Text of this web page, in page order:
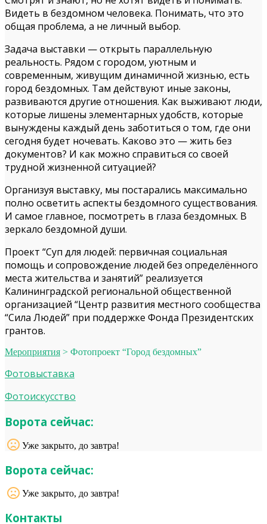
Видеть в бездомном человека. Понимать, что это
общая проблема, а не личный выбор.
Задача выставки — открыть параллельную
реальность. Рядом с городом, уютным и
современным, живущим динамичной жизнью, есть
город бездомных. Там действуют иные законы,
развиваются другие отношения. Как выживают люди,
которые лишены элементарных удобств, которые
вынуждены каждый день заботиться о том, где они
сегодня будет ночевать. Каково это — жить без
документов? И как можно справиться со своей
трудной жизненной ситуацией?
Организуя выставку, мы постарались максимально
полно осветить аспекты бездомного существования.
И самое главное, посмотреть в глаза бездомных. В
зеркало бездомной души.
Проект “Суп для людей: первичная социальная
помощь и сопровождение людей без определённого
места жительства и занятий” реализуется
Калининградской региональной общественной
организацией “Центр развития местного сообщества
“Сила Людей” при поддержке Фонда Президентских
грантов.
Мероприятия > Фотопроект “Город бездомных”
Фотовыставка
Фотоискусство
Ворота сейчас:
Уже закрыто, до завтра!
Ворота сейчас:
Уже закрыто, до завтра!
Контакты